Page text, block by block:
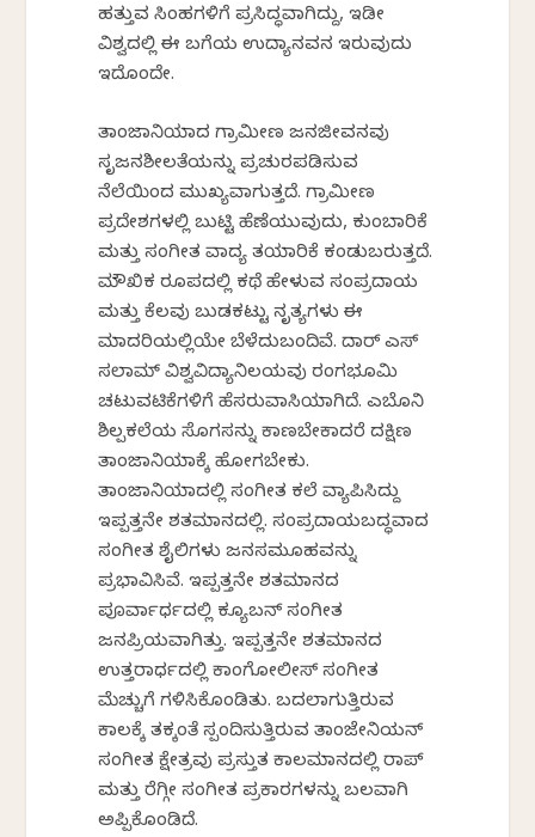
ಹತ್ತುವ ಸಿಂಹಗಳಿಗೆ ಪ್ರಸಿದ್ಧವಾಗಿದ್ದು, ಇಡೀ
ವಿಶ್ವದಲ್ಲಿ ಈ ಬಗೆಯ ಉದ್ಯಾನವನ ಇರುವುದು
ಇದೊಂದೇ.
ತಾಂಜಾನಿಯಾದ ಗ್ರಾಮೀಣ ಜನಜೀವನವು
ಸೃಜನಶೀಲತೆಯನ್ನು ಪ್ರಚುರಪಡಿಸುವ
ನೆಲೆಯಿಂದ ಮುಖ್ಯವಾಗುತ್ತದೆ. ಗ್ರಾಮೀಣ
ಪ್ರದೇಶಗಳಲ್ಲಿ ಬುಟ್ಟಿ ಹೆಣೆಯುವುದು, ಕುಂಬಾರಿಕೆ
ಮತ್ತು ಸಂಗೀತ ವಾದ್ಯ ತಯಾರಿಕೆ ಕಂಡುಬರುತ್ತದೆ.
ಮೌಖಿಕ ರೂಪದಲ್ಲಿ ಕಥೆ ಹೇಳುವ ಸಂಪ್ರದಾಯ
ಮತ್ತು ಕೆಲವು ಬುಡಕಟ್ಟು ನೃತ್ಯಗಳು ಈ
ಮಾದರಿಯಲ್ಲಿಯೇ ಬೆಳೆದುಬಂದಿವೆ. ದಾರ್ ಎಸ್
ಸಲಾಮ್ ವಿಶ್ವವಿದ್ಯಾನಿಲಯವು ರಂಗಭೂಮಿ
ಚಟುವಟಿಕೆಗಳಿಗೆ ಹೆಸರುವಾಸಿಯಾಗಿದೆ. ಎಬೊನಿ
ಶಿಲ್ಪಕಲೆಯ ಸೊಗಸನ್ನು ಕಾಣಬೇಕಾದರೆ ದಕ್ಷಿಣ
ತಾಂಜಾನಿಯಾಕ್ಕೆ ಹೋಗಬೇಕು.
ತಾಂಜಾನಿಯಾದಲ್ಲಿ ಸಂಗೀತ ಕಲೆ ವ್ಯಾಪಿಸಿದ್ದು
ಇಪ್ಪತ್ತನೇ ಶತಮಾನದಲ್ಲಿ. ಸಂಪ್ರದಾಯಬದ್ಧವಾದ
ಸಂಗೀತ ಶೈಲಿಗಳು ಜನಸಮೂಹವನ್ನು
ಪ್ರಭಾವಿಸಿವೆ. ಇಪ್ಪತ್ತನೇ ಶತಮಾನದ
ಪೂರ್ವಾರ್ಧದಲ್ಲಿ ಕ್ಯೂಬನ್ ಸಂಗೀತ
ಜನಪ್ರಿಯವಾಗಿತ್ತು. ಇಪ್ಪತ್ತನೇ ಶತಮಾನದ
ಉತ್ತರಾರ್ಧದಲ್ಲಿ ಕಾಂಗೋಲೀಸ್ ಸಂಗೀತ
ಮೆಚ್ಚುಗೆ ಗಳಿಸಿಕೊಂಡಿತು. ಬದಲಾಗುತ್ತಿರುವ
ಕಾಲಕ್ಕೆ ತಕ್ಕಂತೆ ಸ್ಪಂದಿಸುತ್ತಿರುವ ತಾಂಜೇನಿಯನ್
ಸಂಗೀತ ಕ್ಷೇತ್ರವು ಪ್ರಸ್ತುತ ಕಾಲಮಾನದಲ್ಲಿ ರಾಪ್
ಮತ್ತು ರೆಗ್ಗೀ ಸಂಗೀತ ಪ್ರಕಾರಗಳನ್ನು ಬಲವಾಗಿ
ಅಪ್ಪಿಕೊಂಡಿದೆ.